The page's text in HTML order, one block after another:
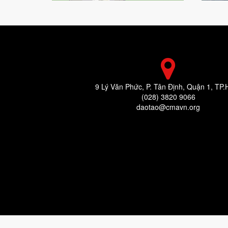
9 Lý Văn Phức, P. Tân Định, Quận 1,
(028) 3820 9066
daotao@cmavn.org